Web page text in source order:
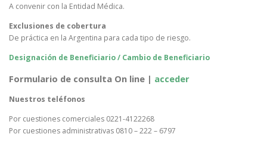
A convenir con la Entidad Médica.
Exclusiones de cobertura
De práctica en la Argentina para cada tipo de riesgo.
Designación de Beneficiario / Cambio de Beneficiario
Formulario de consulta On line | acceder
Nuestros teléfonos
Por cuestiones comerciales 0221-4122268
Por cuestiones administrativas 0810 – 222 – 6797